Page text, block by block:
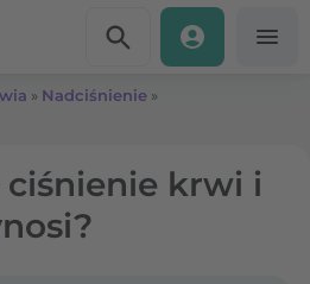
» Nadciśnienie »
ciśnienie krwi i